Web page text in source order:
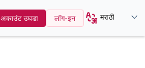
अकाउंट उघडा लॉग-इन मराठी